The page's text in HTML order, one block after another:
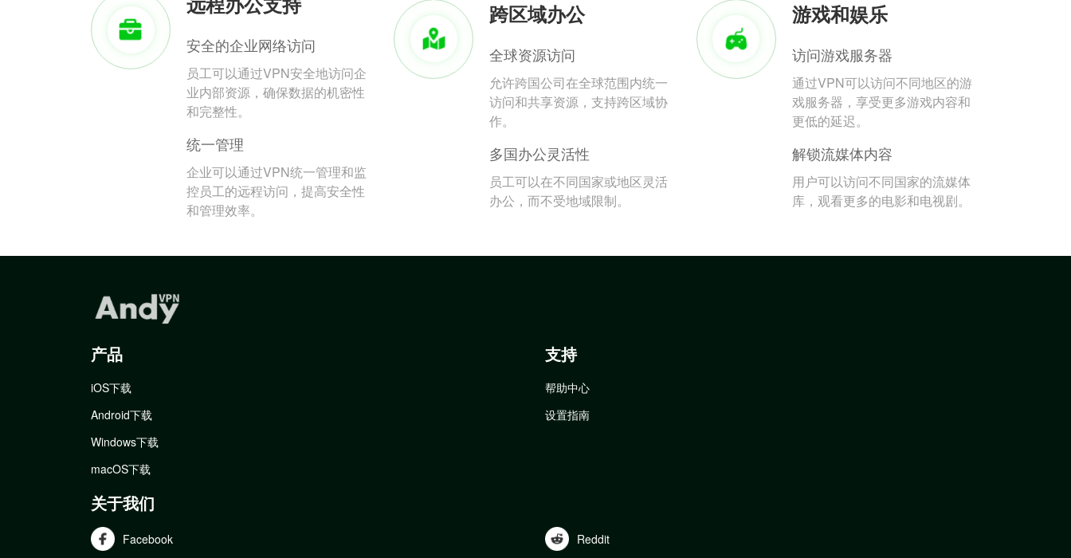
安全的企业网络访问
员工可以通过VPN安全地访问企
业内部资源，确保数据的机密性
和完整性。
统一管理
企业可以通过VPN统一管理和监
控员工的远程访问，提高安全性
和管理效率。
跨区域办公
全球资源访问
允许跨国公司在全球范围内统一
访问和共享资源，支持跨区域协
作。
多国办公灵活性
员工可以在不同国家或地区灵活
办公，而不受地域限制。
游戏和娱乐
访问游戏服务器
通过VPN可以访问不同地区的游
戏服务器，享受更多游戏内容和
更低的延迟。
解锁流媒体内容
用户可以访问不同国家的流媒体
库，观看更多的电影和电视剧。
产品
iOS下载
Android下载
Windows下载
macOS下载
支持
帮助中心
设置指南
关于我们
Facebook Reddit